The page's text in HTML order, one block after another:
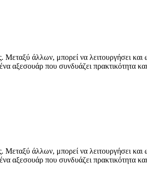
άλλων, μπορεί να λειτουργήσει και
αξεσουάρ που συνδυάζει πρακτικότητα
άλλων, μπορεί να λειτουργήσει και
αξεσουάρ που συνδυάζει πρακτικότητα